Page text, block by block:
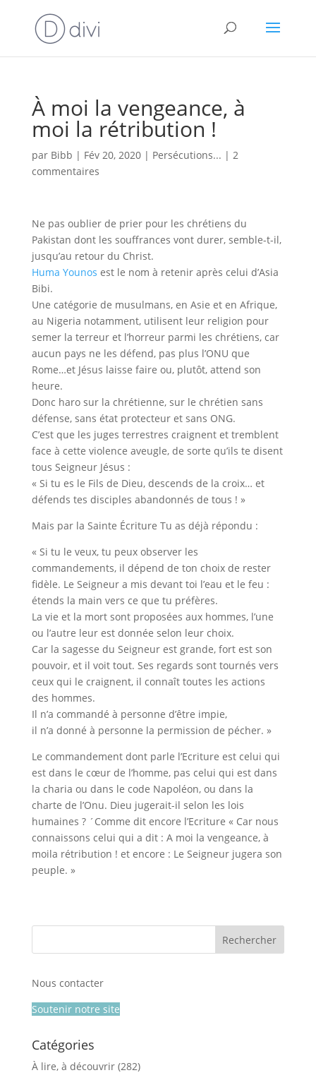
À moi la vengeance, à
moi la rétribution !
par Bibb | Fév 20, 2020| Persécutions... | 2
commentaires
Ne pas oublier de prier pour les chrétiens du
Pakistan dont les souffrances vont durer, semble-t-il,
jusqu’au retour du Christ.
Huma Younos est le nom à retenir après celui d’Asia
Bibi.
Une catégorie de musulmans, en Asie et en Afrique,
au Nigeria notamment, utilisent leur religion pour
semer la terreur et l’horreur parmi les chrétiens, car
aucun pays ne les défend, pas plus l’ONU que
Rome…et Jésus laisse faire ou, plutôt, attend son
heure.
Donc haro sur la chrétienne, sur le chrétien sans
défense, sans état protecteur et sans ONG.
C’est que les juges terrestres craignent et tremblent
face à cette violence aveugle, de sorte qu’ils te disent
tous Seigneur Jésus :
« Si tu es le Fils de Dieu, descends de la croix… et
défends tes disciples abandonnés de tous ! »
Mais par la Sainte Écriture Tu as déjà répondu :
« Si tu le veux, tu peux observer les
commandements, il dépend de ton choix de rester
fidèle. Le Seigneur a mis devant toi l’eau et le feu :
étends la main vers ce que tu préfères.
La vie et la mort sont proposées aux hommes, l’une
ou l’autre leur est donnée selon leur choix.
Car la sagesse du Seigneur est grande, fort est son
pouvoir, et il voit tout. Ses regards sont tournés vers
ceux qui le craignent, il connaît toutes les actions
des hommes.
Il n’a commandé à personne d’être impie,
il n’a donné à personne la permission de pécher. »
Le commandement dont parle l’Ecriture est celui qui
est dans le cœur de l’homme, pas celui qui est dans
la charia ou dans le code Napoléon, ou dans la
charte de l’Onu. Dieu jugerait-il selon les lois
humaines ? ´Comme dit encore l’Ecriture « Car nous
connaissons celui qui a dit : A moi la vengeance, à
moila rétribution ! et encore : Le Seigneur jugera son
peuple. »
Nous contacter
Soutenir notre site
Catégories
À lire, à découvrir(282)